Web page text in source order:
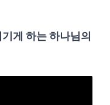
게 하는 하나님의